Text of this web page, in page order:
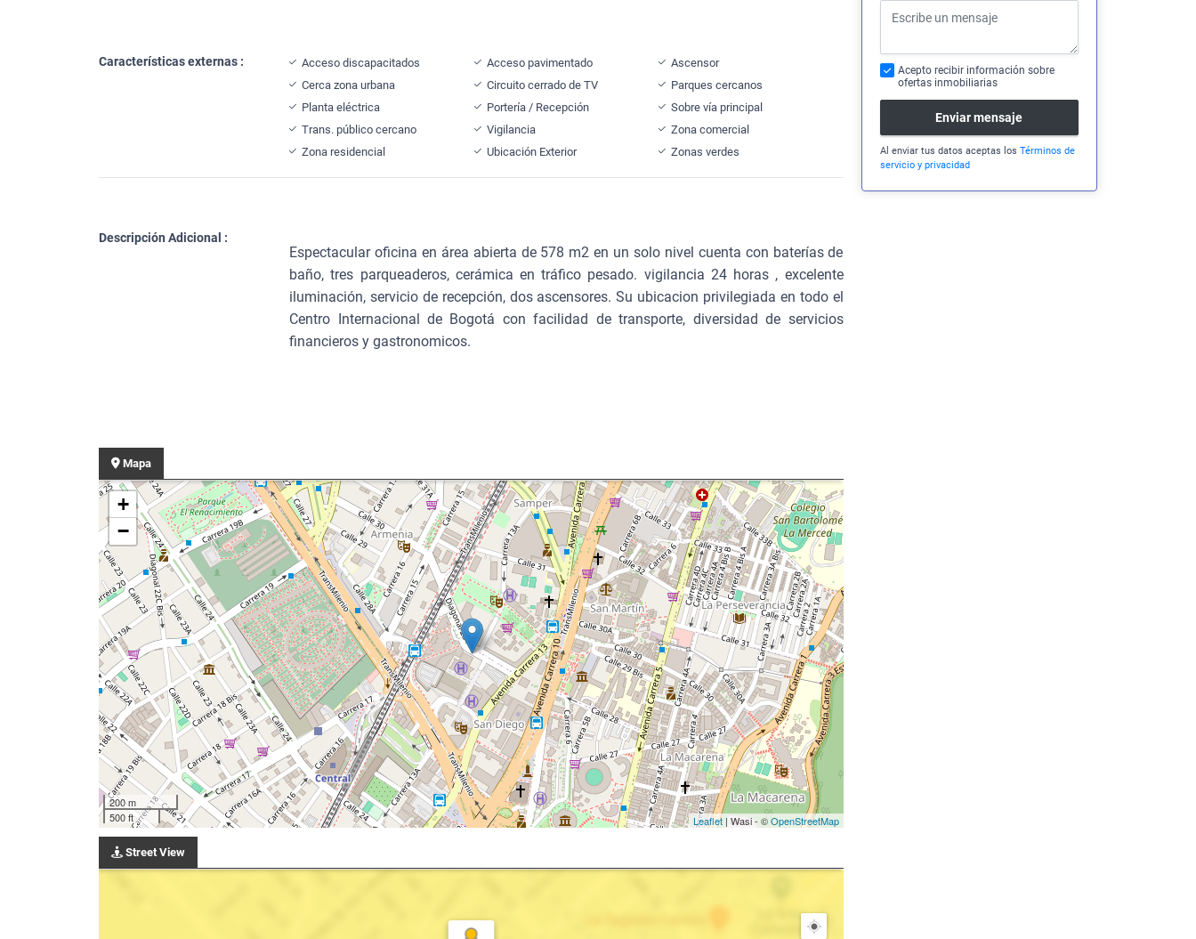
Características externas : Acceso discapacitados Acceso pavimentado
Ascensor
Cerca zona urbana
Circuito cerrado de TV
Parques cercanos
Planta eléctrica
Portería / Recepción
Sobre vía principal
Trans. público cercano
Vigilancia
Zona comercial
Zona residencial
Ubicación Exterior Zonas verdes
Descripción Adicional :
Espectacular oficina en área abierta de 578 m2 en un solo nivel cuenta con baterías de
baño, tres parqueaderos, cerámica en tráfico pesado. vigilancia 24 horas , excelente
iluminación, servicio de recepción, dos ascensores. Su ubicacion privilegiada en todo el
Centro Internacional de Bogotá con facilidad de transporte, diversidad de servicios
financieros y gastronomicos.
Mapa
+
−
200 m
500 ft
Leaflet| Wasi - ©OpenStreetMap
Street View
Acepto recibir información sobre
ofertas inmobiliarias
Enviar mensaje
Al enviar tus datos aceptas los Términos de
servicio y privacidad